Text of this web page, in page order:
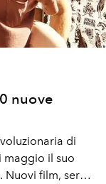
nuove
di
maggio il suo
Nuovi film, serie